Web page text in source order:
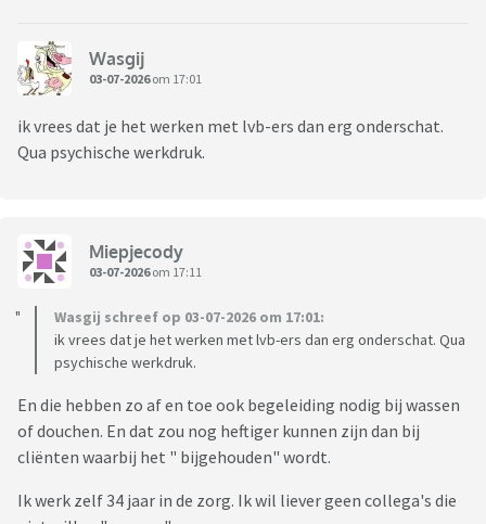
Wasgij
03-07-2026om 17:01
ik vrees dat je het werken met lvb-ers dan erg onderschat.
Qua psychische werkdruk.
Miepjecody
03-07-2026om 17:11
Wasgij schreef op 03-07-2026 om 17:01:
ik vrees dat je het werken met lvb-ers dan erg onderschat. Qua
psychische werkdruk.
En die hebben zo af en toe ook begeleiding nodig bij wassen
of douchen. En dat zou nog heftiger kunnen zijn dan bij
cliënten waarbij het " bijgehouden" wordt.
Ik werk zelf 34 jaar in de zorg. Ik wil liever geen collega's die